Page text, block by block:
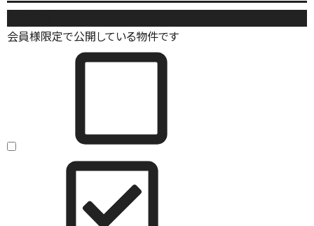
会員様限定で公開している物件です